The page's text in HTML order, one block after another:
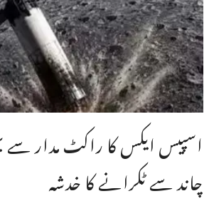
اسپیس ایکس کا راکٹ مدار سے
چاند سے ٹکرانے کا خدشہ